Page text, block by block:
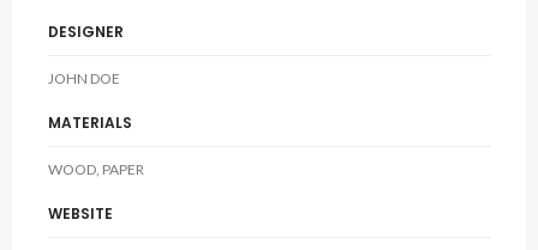
DESIGNER
JOHN DOE
MATERIALS
WOOD, PAPER
WEBSITE